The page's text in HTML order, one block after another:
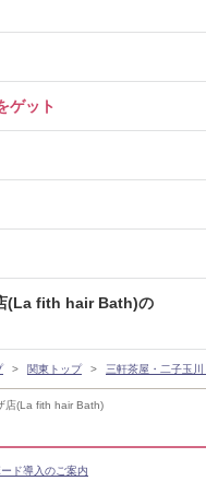
店(La fith hair Bath)
ゲット
(La fith hair Bath)の
関東トップ 三軒茶屋・二子玉
ド導入のご案内